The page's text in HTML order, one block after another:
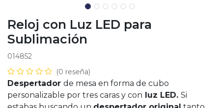
Reloj con Luz LED para
Sublimación
014852
(0 reseña)
Despertador de mesa en forma de cubo
personalizable por tres caras y con luz LED. Si